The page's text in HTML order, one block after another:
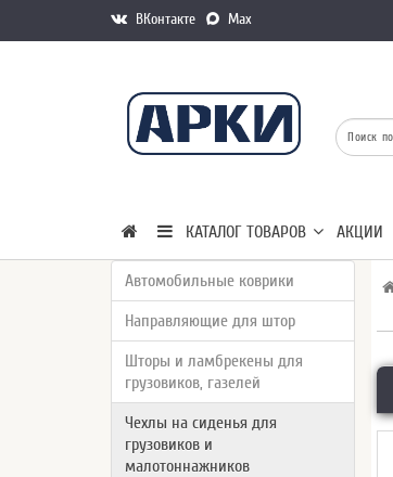
ВКонтакте Max
КАТАЛОГ ТОВАРОВ АКЦИИ
Автомобильные коврики
Направляющие для штор
Шторы и ламбрекены для
грузовиков, газелей
Чехлы на сиденья для
грузовиков и
малотоннажников